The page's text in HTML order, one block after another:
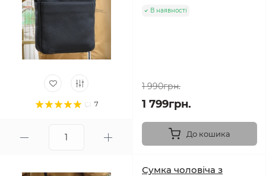
7
В наявності
1 990грн.
1 799грн.
До кошика
Сумка чоловіча з